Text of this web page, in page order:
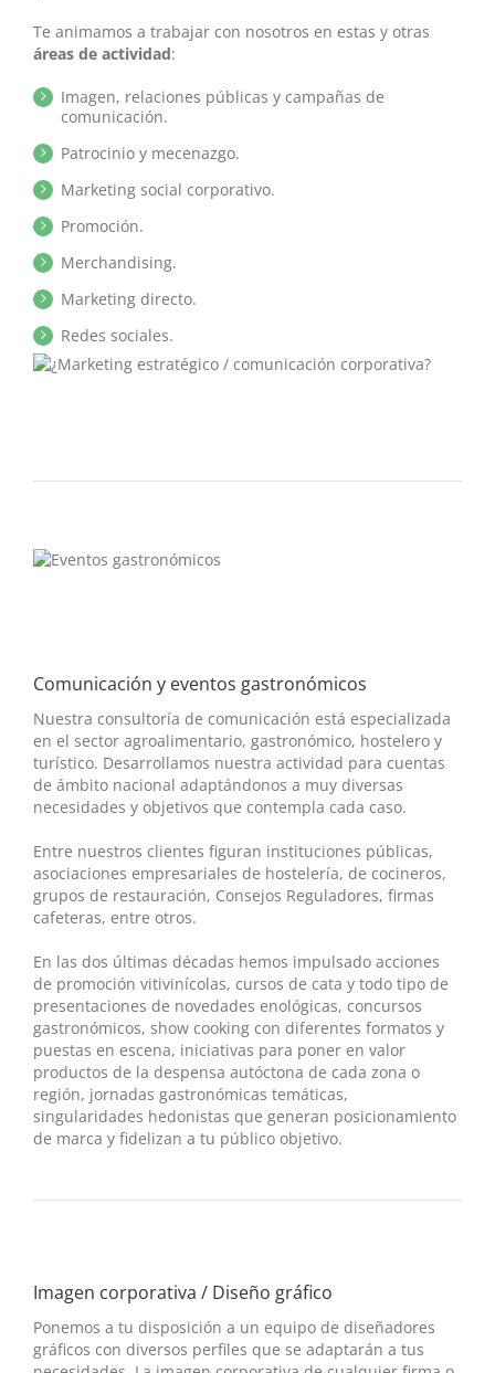
Te animamos a trabajar con nosotros en estas y otras
áreas de actividad:
Imagen, relaciones públicas y campañas de
comunicación.
Patrocinio y mecenazgo.
Marketing social corporativo.
Promoción.
Merchandising.
Marketing directo.
Redes sociales.
Comunicación y eventos gastronómicos
Nuestra consultoría de comunicación está especializada
en el sector agroalimentario, gastronómico, hostelero y
turístico. Desarrollamos nuestra actividad para cuentas
de ámbito nacional adaptándonos a muy diversas
necesidades y objetivos que contempla cada caso.
Entre nuestros clientes figuran instituciones públicas,
asociaciones empresariales de hostelería, de cocineros,
grupos de restauración, Consejos Reguladores, firmas
cafeteras, entre otros.
En las dos últimas décadas hemos impulsado acciones
de promoción vitivinícolas, cursos de cata y todo tipo de
presentaciones de novedades enológicas, concursos
gastronómicos, show cooking con diferentes formatos y
puestas en escena, iniciativas para poner en valor
productos de la despensa autóctona de cada zona o
región, jornadas gastronómicas temáticas,
singularidades hedonistas que generan posicionamiento
de marca y fidelizan a tu público objetivo.
Imagen corporativa / Diseño gráfico
Ponemos a tu disposición a un equipo de diseñadores
gráficos con diversos perfiles que se adaptarán a tus